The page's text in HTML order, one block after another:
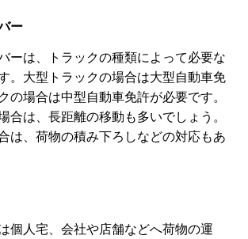
ー
ーは、トラックの種類によって必要な
。大型トラックの場合は大型自動車免
の場合は中型自動車免許が必要です。
合は、長距離の移動も多いでしょう。
は、荷物の積み下ろしなどの対応もあ
個人宅、会社や店舗などへ荷物の運